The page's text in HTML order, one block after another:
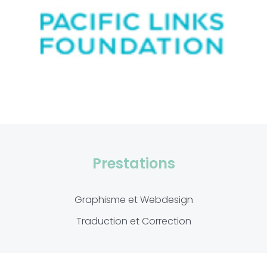
Gérer le consentement aux
Prestations
Graphisme et Webdesign
Traduction et Correction